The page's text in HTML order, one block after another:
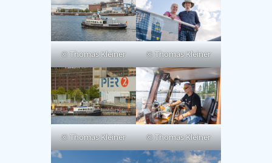
© Thomas Kleiner © Thomas Kleiner
© Thomas Kleiner © Thomas Kleiner